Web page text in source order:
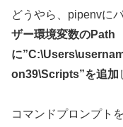
どうやら、pipenvに
ザー環境変数のPath
に
on39\Scripts”を追加
コマンドプロンプト